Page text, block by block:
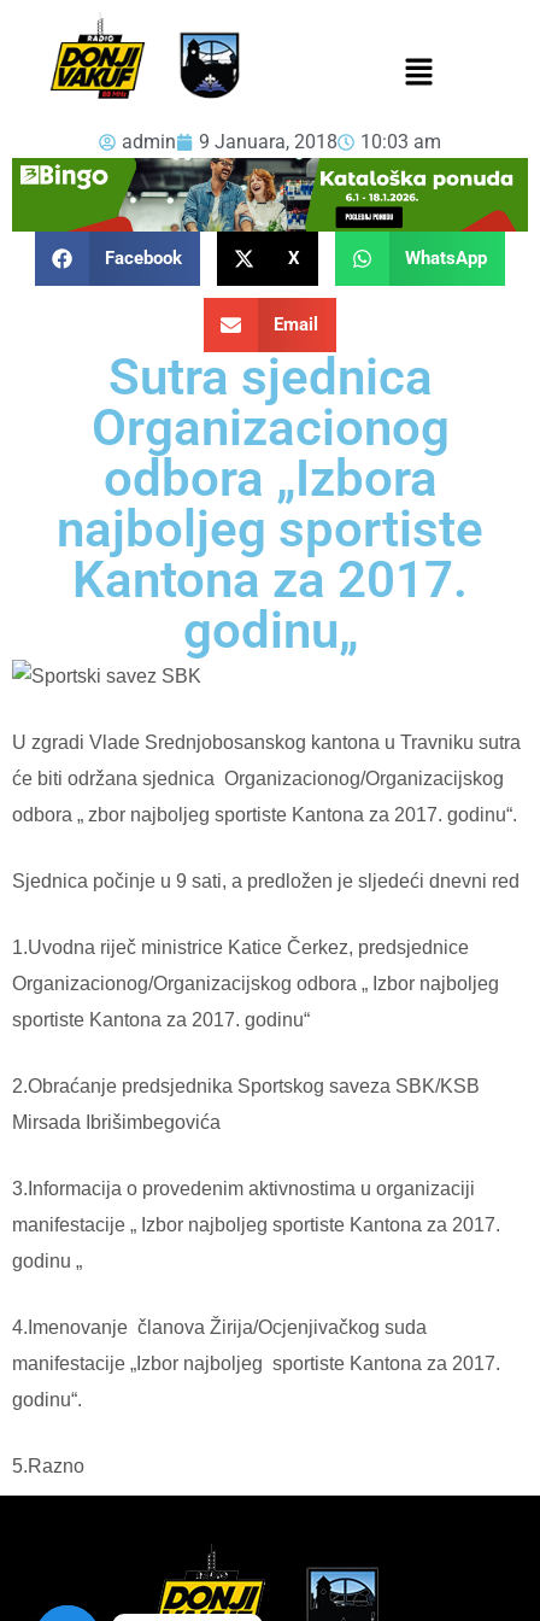
admin 9 Januara, 2018 10:03 am
Facebook X WhatsApp
Email
Sutra sjednica
Organizacionog
odbora „Izbora
najboljeg sportiste
Kantona za 2017.
godinu„
U zgradi Vlade Srednjobosanskog kantona u Travniku sutra
će biti održana sjednica Organizacionog/Organizacijskog
odbora „ zbor najboljeg sportiste Kantona za 2017. godinu“.
Sjednica počinje u 9 sati, a predložen je sljedeći dnevni red
1.Uvodna riječ ministrice Katice Čerkez, predsjednice
Organizacionog/Organizacijskog odbora „ Izbor najboljeg
sportiste Kantona za 2017. godinu“
2.Obraćanje predsjednika Sportskog saveza SBK/KSB
Mirsada Ibrišimbegovića
3.Informacija o provedenim aktivnostima u organizaciji
manifestacije „ Izbor najboljeg sportiste Kantona za 2017.
godinu „
4.Imenovanje članova Žirija/Ocjenjivačkog suda
manifestacije „Izbor najboljeg sportiste Kantona za 2017.
godinu“.
5.Razno